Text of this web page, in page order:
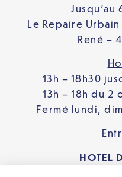
Le Repaire
René –
13h – 18h30
13h – 18h du
Fermé lundi,
HOTEL